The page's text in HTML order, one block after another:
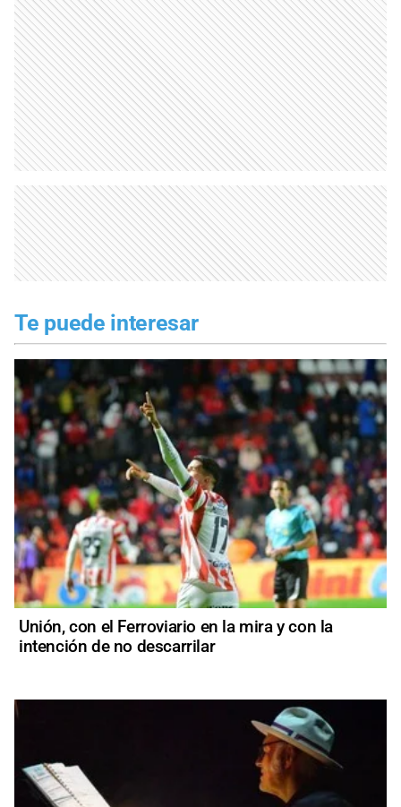
Te puede interesar
Unión, con el Ferroviario en la mira y con la
intención de no descarrilar